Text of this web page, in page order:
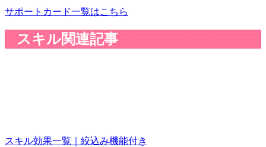
サポートカード一覧はこちら
スキル関連記事
スキル効果一覧｜絞込み機能付き